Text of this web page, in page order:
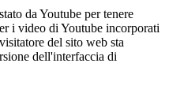
da Youtube per tenere
i video di Youtube incorporati
del sito web sta
dell'interfaccia di